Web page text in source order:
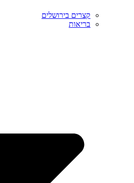
קצרים בירושלים
בריאות